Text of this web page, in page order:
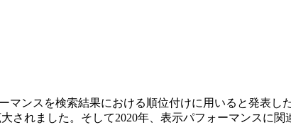
マンスを検索結果における順位付けに用いると発表
されました。そして2020年、表示パフォーマンスに